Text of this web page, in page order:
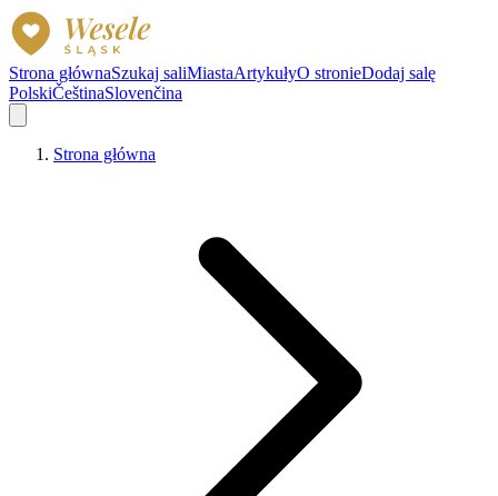
Strona głównaSzukaj saliMiastaArtykułyO stronieDodaj salę
PolskiČeštinaSlovenčina
Strona główna